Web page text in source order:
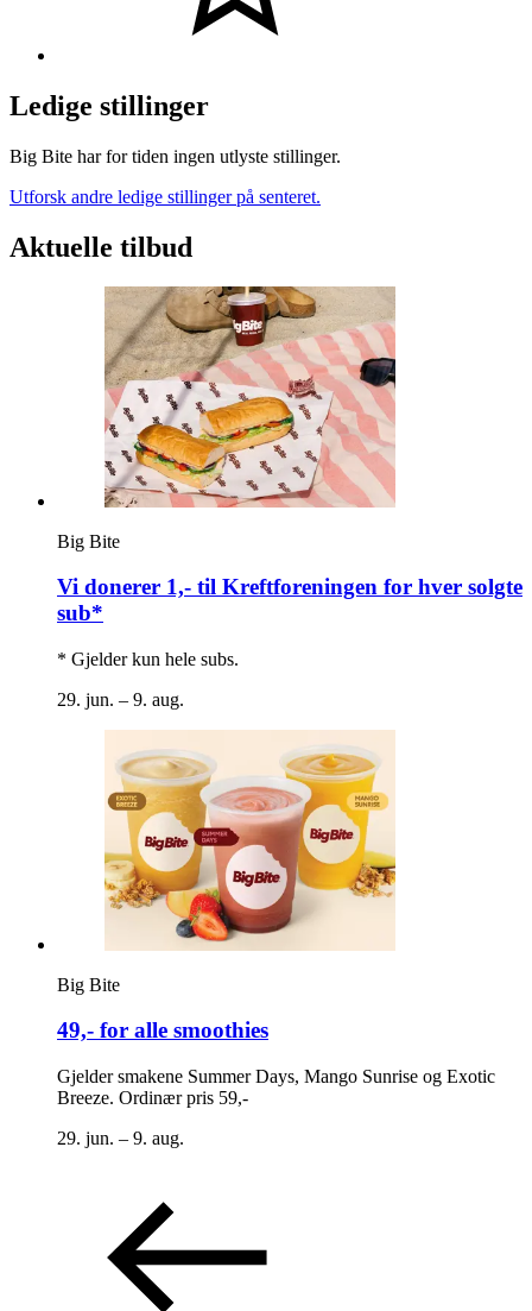
Ledige stillinger
Big Bite har for tiden ingen utlyste stillinger.
Utforsk andre ledige stillinger på senteret.
Aktuelle tilbud
Big Bite
Vi donerer 1,- til Kreftforeningen for hver solgte
sub*
* Gjelder kun hele subs.
29. jun. – 9. aug.
Big Bite
49,- for alle smoothies
Gjelder smakene Summer Days, Mango Sunrise og Exotic
Breeze. Ordinær pris 59,-
29. jun. – 9. aug.